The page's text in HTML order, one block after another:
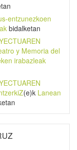
entzunezkoen
bidalketan
y Memoria del
irabazleak
(e)k Lanean